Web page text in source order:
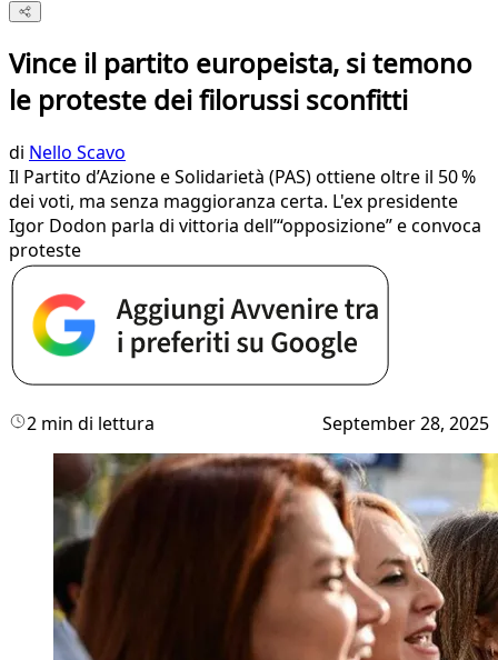
Vince il partito europeista, si temono
le proteste dei filorussi sconfitti
di Nello Scavo
Il Partito d’Azione e Solidarietà (PAS) ottiene oltre il 50 %
dei voti, ma senza maggioranza certa. L'ex presidente
Igor Dodon parla di vittoria dell’“opposizione” e convoca
proteste
2 min di lettura September 28, 2025